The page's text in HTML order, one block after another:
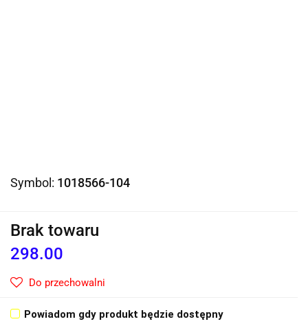
Symbol: 1018566-104
Brak towaru
298.00
Do przechowalni
Powiadom gdy produkt będzie dostępny